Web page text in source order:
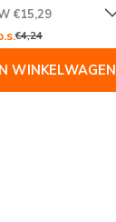
€15,29
€4,24
WINKELWAGEN